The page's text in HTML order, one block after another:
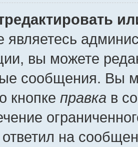
являетесь
вы можете
сообщения. Вы
кнопке правка в
ответил на